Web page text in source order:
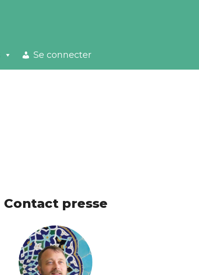
Se connecter
Contact presse